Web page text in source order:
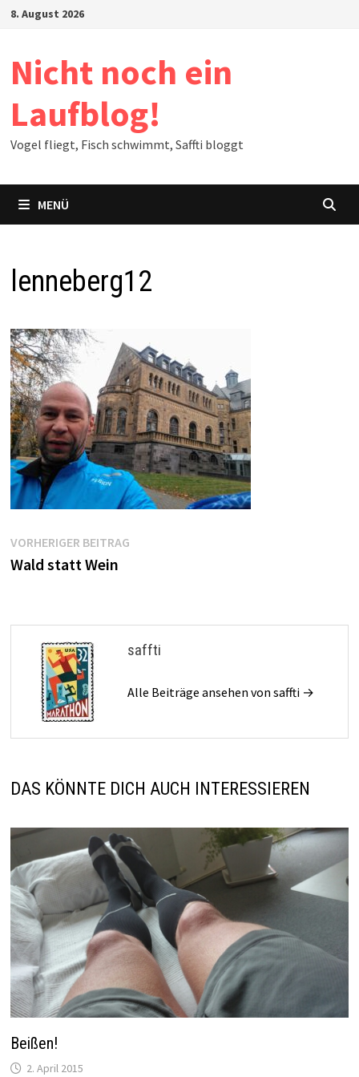
Zum8. August 2026
Nicht noch ein
Laufblog!
Vogel fliegt, Fisch schwimmt, Saffti bloggt
MENÜ
lenneberg12
Beitragsnavigation
VORHERIGER BEITRAGVorheriger
Wald statt Wein
saffti
Alle Beiträge ansehen von saffti →
DAS KÖNNTE DICH AUCH INTERESSIEREN
Beißen!
2. April 2015